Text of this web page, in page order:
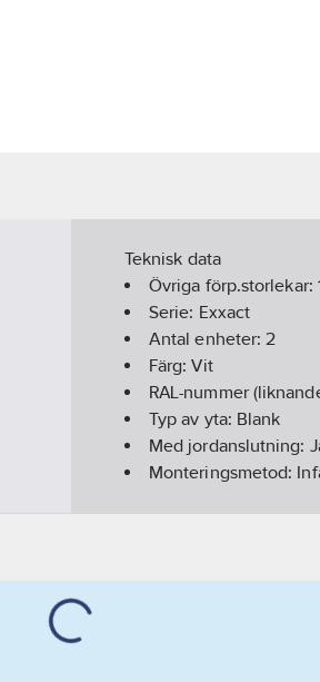
Teknisk data
Övriga förp.storlekar:
Serie: Exxact
Antal enheter:2
Färg:Vit
RAL-nummer
Typ av yta: Blank
Med jordanslutning:
Monteringsmetod:
Enhetens djup:21.8